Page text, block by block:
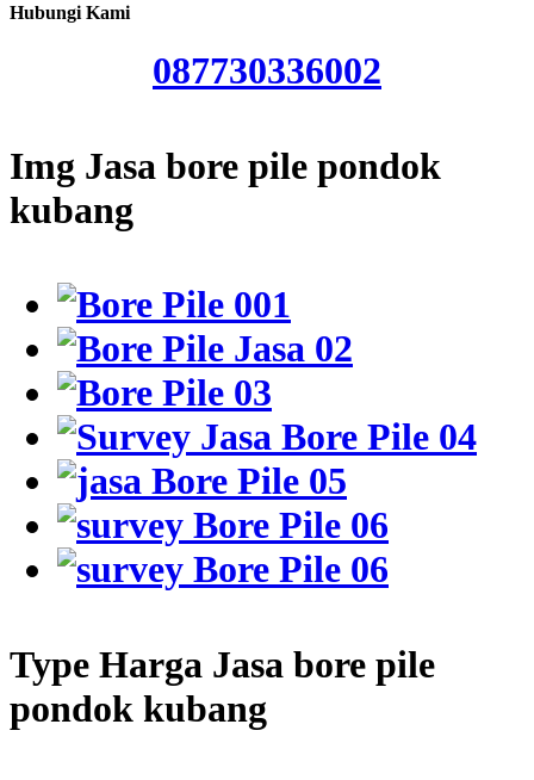
Hubungi Kami
087730336002
Img Jasa bore pile pondok
kubang
Type Harga Jasa bore pile
pondok kubang